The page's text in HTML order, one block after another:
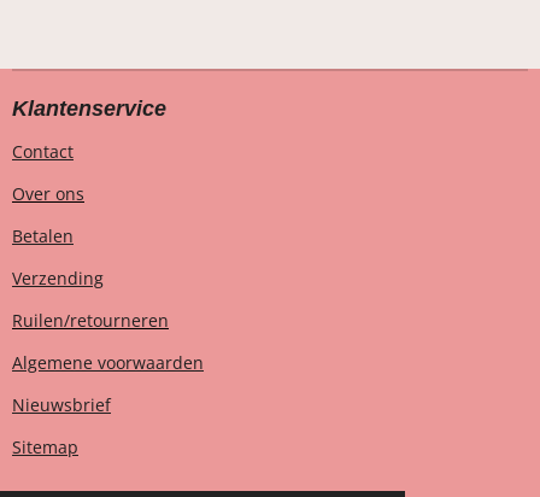
Klantenservice
Contact
Over ons
Betalen
Verzending
Ruilen/retourneren
Algemene voorwaarden
Nieuwsbrief
Sitemap